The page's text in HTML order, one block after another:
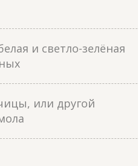
и светло-зелёная
или другой